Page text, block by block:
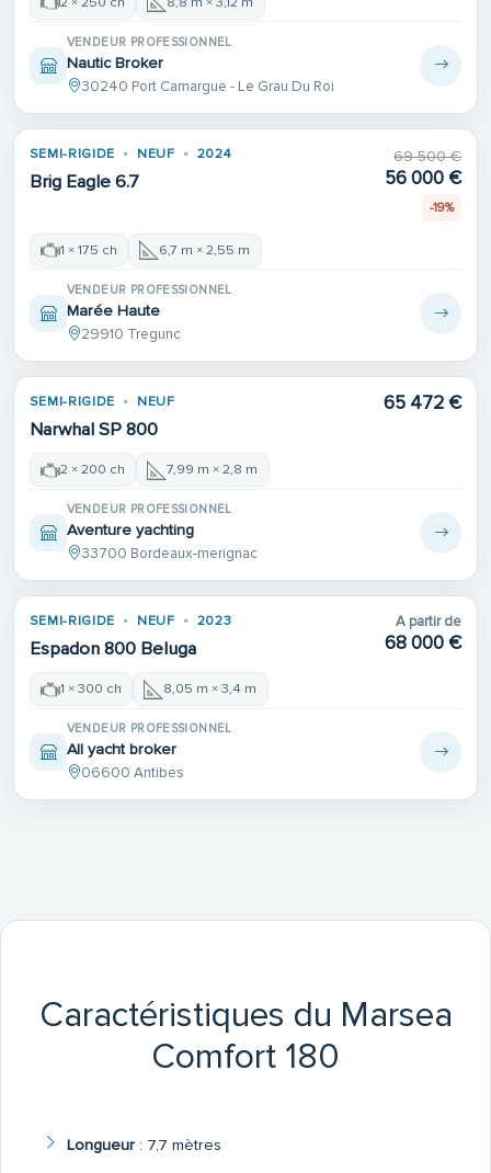
VENDEUR PROFESSIONNEL
Nautic Broker
30240 Port Camargue - Le Grau Du Roi
SEMI-RIGIDE NEUF 2024
Brig Eagle 6.7
69 500 €
56 000 €
-19%
1 × 175 ch 6,7 m × 2,55 m
VENDEUR PROFESSIONNEL
Marée Haute
29910 Tregunc
SEMI-RIGIDE NEUF
Narwhal SP 800
65 472 €
2 × 200 ch 7,99 m × 2,8 m
VENDEUR PROFESSIONNEL
Aventure yachting
33700 Bordeaux-merignac
SEMI-RIGIDE NEUF 2023
Espadon 800 Beluga
A partir de
68 000 €
1 × 300 ch 8,05 m × 3,4 m
VENDEUR PROFESSIONNEL
All yacht broker
06600 Antibes
Caractéristiques du Marsea
Comfort 180
Longueur: 7,7 mètres